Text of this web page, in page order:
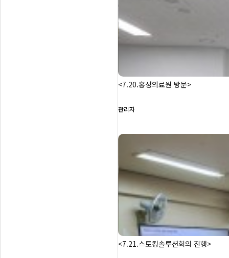
<7.20.홍성의료원 방문>
관리자
<7.21.스토킹솔루션회의 진행>